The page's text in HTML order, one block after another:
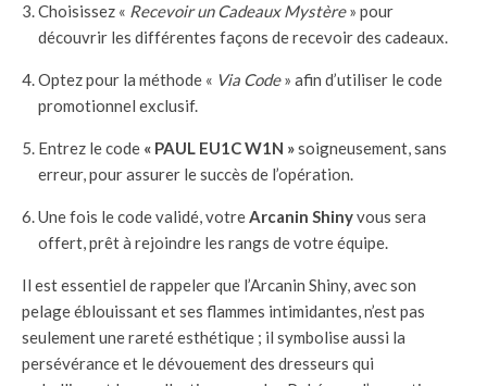
Choisissez « Recevoir un Cadeaux Mystère» pour
découvrir les différentes façons de recevoir des cadeaux.
Optez pour la méthode « Via Code» afin d’utiliser le code
promotionnel exclusif.
Entrez le code « PAUL EU1C W1N »soigneusement, sans
erreur, pour assurer le succès de l’opération.
Une fois le code validé, votreArcanin Shinyvous sera
offert, prêt à rejoindre les rangs de votre équipe.
Il est essentiel de rappeler que l’Arcanin Shiny, avec son
pelage éblouissant et ses flammes intimidantes, n’est pas
seulement une rareté esthétique ; il symbolise aussi la
persévérance et le dévouement des dresseurs qui